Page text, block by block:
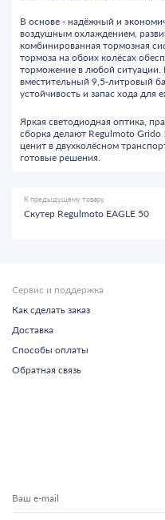
В основе - надёжный и
воздушным охлаждением,
комбинированная тормозная
тормоза на обоих колёсах
торможение в любой
вместительный 9,5-литровый
устойчивость и запас хода для
Яркая светодиодная оптика,
сборка делают Regulmoto
ценит в двухколёсном
готовые решения.
К предыдущему товару
Скутер Regulmoto EAGLE 50
Сервис и поддержка
Как сделать заказ
Доставка
Способы оплаты
Обратная связь